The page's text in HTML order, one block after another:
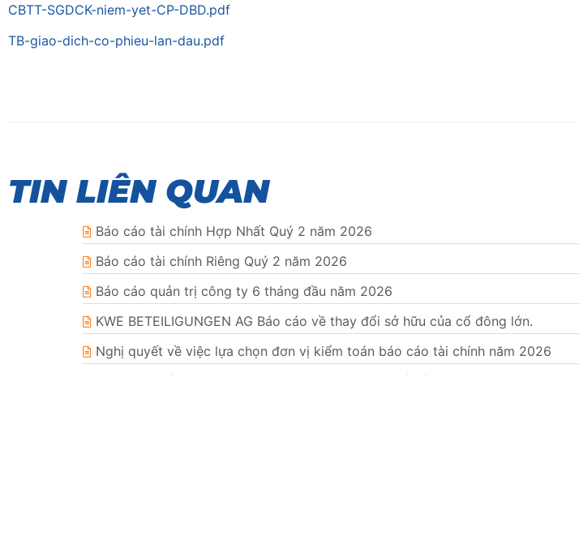
CBTT-SGDCK-niem-yet-CP-DBD.pdf
TB-giao-dich-co-phieu-lan-dau.pdf
TIN LIÊN QUAN
Báo cáo tài chính Hợp Nhất Quý 2 năm 2026
Báo cáo tài chính Riêng Quý 2 năm 2026
Báo cáo quản trị công ty 6 tháng đầu năm 2026
KWE BETEILIGUNGEN AG Báo cáo về thay đổi sở hữu của cổ đông lớn.
Nghị quyết về việc lựa chọn đơn vị kiểm toán báo cáo tài chính năm 2026
Công văn số 4617/UBCK-PTTT ngày 27/05/2026 về hồ sơ thông báo tỷ lệ